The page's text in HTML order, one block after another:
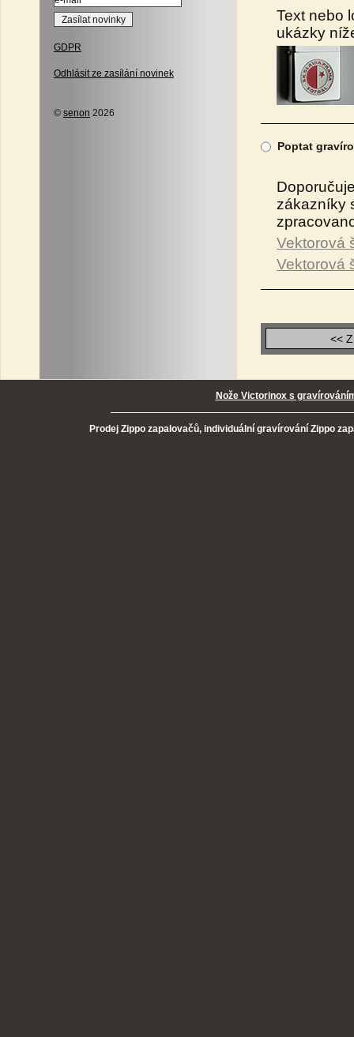
GDPR
Odhlásit ze zasílání novinek
© senon 2026
Text nebo
ukázky
Poptat
zákazníky
Vektorová
Vektorová
<<
Nože Victorinox s
Prodej Zippo zapalovačů, individuální gravírování Zippo